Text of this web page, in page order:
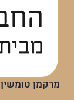
מרקמן טומשין